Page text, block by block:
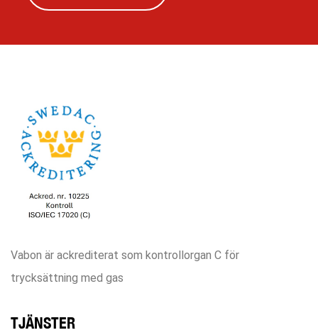
Vabon är ackrediterat som kontrollorgan C för
trycksättning med gas
TJÄNSTER